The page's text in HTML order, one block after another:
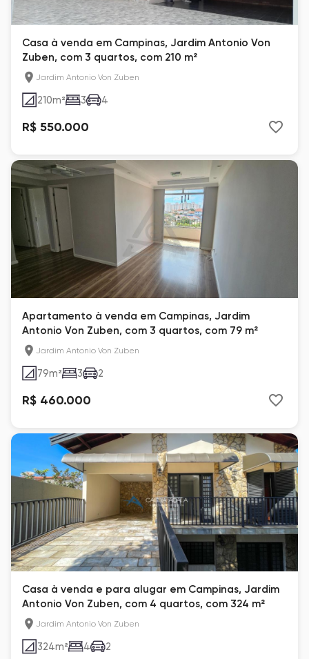
Casa à venda em Campinas, Jardim Antonio Von
Zuben, com 3 quartos, com 210 m²
Jardim Antonio Von Zuben
210m² 3 4
R$ 550.000
Apartamento à venda em Campinas, Jardim
Antonio Von Zuben, com 3 quartos, com 79 m²
Jardim Antonio Von Zuben
79m² 3 2
R$ 460.000
Casa à venda e para alugar em Campinas, Jardim
Antonio Von Zuben, com 4 quartos, com 324 m²
Jardim Antonio Von Zuben
324m² 4 2